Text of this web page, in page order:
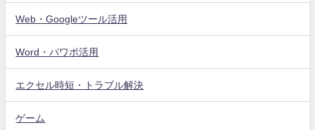
Web・Googleツール活用
Word・パワポ活用
エクセル時短・トラブル解決
ゲーム